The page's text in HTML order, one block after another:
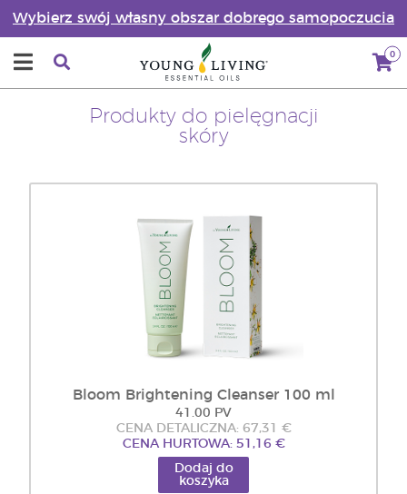
Wybierz swój własny obszar dobrego samopoczucia
0
Produkty do pielęgnacji
skóry
Bloom Brightening Cleanser 100 ml
41.00 PV
CENA DETALICZNA: 67,31 €
CENA HURTOWA: 51,16 €
Dodaj do
koszyka